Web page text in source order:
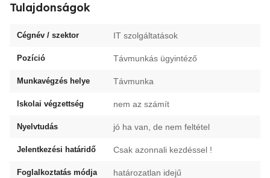
Tulajdonságok
Cégnév / szektor IT szolgáltatások
Pozíció Távmunkás ügyintéző
Munkavégzés helye Távmunka
Iskolai végzettség nem az számít
Nyelvtudás jó ha van, de nem feltétel
Jelentkezési határidő Csak azonnali kezdéssel !
Foglalkoztatás módja határozatlan idejű